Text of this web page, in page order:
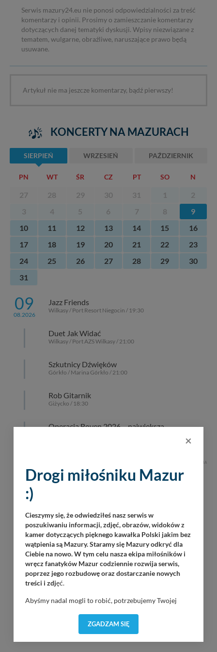
Serwis mazury24.eu nie ponosi odpowiedzialności za treść
komentarzy i opinii. Prosimy o zamieszczanie komentarzy
dotyczących danej tematyki dyskusji. Wpisy niezwiązane z
tematem, wulgarne, obraźliwe, naruszające prawo będą
usuwane.
Artykuł nie ma jeszcze komentarzy, bądź pierwszy!
KONCERTY NA MAZURACH
SIERPIEŃ WRZESIEŃ PAŹDZIERNIK
PN WT ŚR CZ PT SO N
27 28 29 30 31 1
2
3
4 5 6 7 8
9
10
11 12 13 14 15
16
17
18 19 20 21 22
23
24
25 26 27 28 29
30
31
09
08.2026
Jazz Friends
Wilkasy / Port Resort Niegocin / 19:30
Duet Jak Widać
Wilkasy / Port AZS Wilkasy / 21:00
Szkutnicy Dźwięków
Górkło / Marina Górkło / 21:00
Rob Gitarnik
Giżycko / 18:30
Operacja Boyen 2026 – największa
REKLAMA
×
Drogi miłośniku Mazur
:)
Cieszymy się, że odwiedziłeś nasz serwis w
poszukiwaniu informacji, zdjęć, obrazów, widoków z
kamer dotyczących pięknego kawałka Polski jakim bez
wątpienia są Mazury. Staramy się Mazury odkryć dla
Ciebie na nowo. W tym celu nasza ekipa miłośników i
wręcz fanatyków Mazur codziennie rozwija serwis,
poprzez jego rozbudowę oraz dostarczanie nowych
treści i zdjęć.
Abyśmy nadal mogli to robić, potrzebujemy Twojej
dostosować do Twoich preferencji. Twoje dane (w tym
pliki cookies) będą zapisywane w celu usprawnienia
ZGADZAM SIĘ